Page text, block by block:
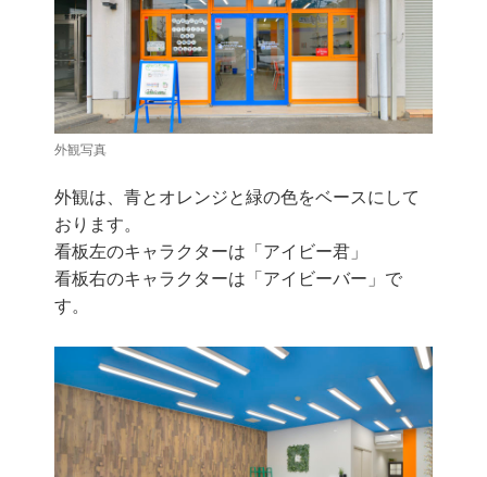
外観写真
外観は、青とオレンジと緑の色をベースにして
おります。
看板左のキャラクターは「アイビー君」
看板右のキャラクターは「アイビーバー」で
す。